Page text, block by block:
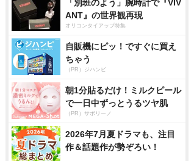
「別班のよう」腕時計で『VIV
ANT』の世界観再現
オリコンタイアップ特集
自販機にピッ！ですぐに買え
ちゃう
（PR）ジハンピ
朝1分貼るだけ！ミルクピール
で一日中ずっとうるツヤ肌
（PR）サボリーノ
2026年7月夏ドラマも、注目
作＆話題作が勢ぞろい！